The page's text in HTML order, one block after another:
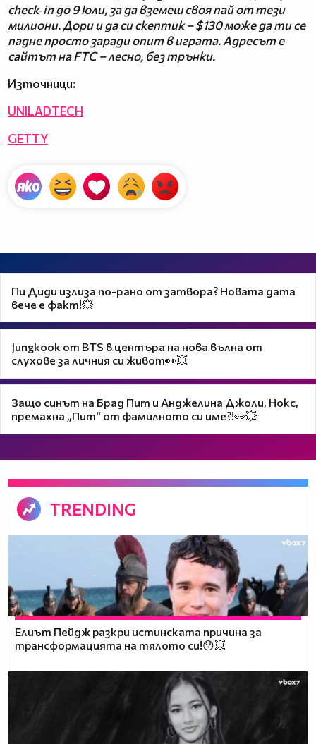
check‑in до 9 юли, за да вземеш своя пай от тези
милиони. Дори и да си скептик – $130 може да ти се
падне просто заради опит в играта. Адресът е
сайтът на FTC – лесно, без трънки.
Източници:
UNILADTECH
GETTY
Пи Диди излиза по-рано от затвора? Новата дата
вече е факт!💥
Jungkook от BTS в центъра на нова вълна от
слухове за личния си живот👀💥
Защо синът на Брад Пит и Анджелина Джоли, Нокс,
премахна „Пит“ от фамилното си име?!👀💥
TRENDING
Елиът Пейдж разкри истинската причина за
трансформацията на тялото си!😯💥